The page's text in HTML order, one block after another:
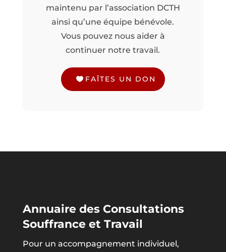
maintenu par l’association DCTH
ainsi qu’une équipe bénévole.
Vous pouvez nous aider à
continuer notre travail.
FAÎTES UN DON
Annuaire des Consultations
Souffrance et Travail
Pour un accompagnement individuel,